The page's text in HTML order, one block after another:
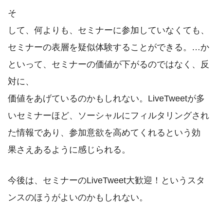
そ
して、何よりも、セミナーに参加していなくても、
セミナーの表層を疑似体験することができる。…か
といって、セミナーの価値が下がるのではなく、反
対に、
価値をあげているのかもしれない。LiveTweetが多
いセミナーほど、ソーシャルにフィルタリングされ
た情報であり、参加意欲を高めてくれるという効
果さえあるように感じられる。
今後は、セミナーのLiveTweet大歓迎！というスタ
ンスのほうがよいのかもしれない。